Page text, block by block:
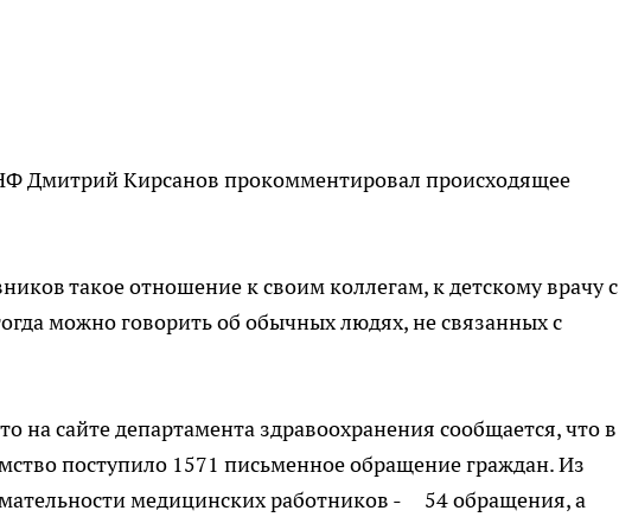
Дмитрий Кирсанов прокомментировал происходящее
такое отношение к своим коллегам, к детскому врачу с
можно говорить об обычных людях, не связанных с
на сайте департамента здравоохранения сообщается, что в
поступило 1571 письменное обращение граждан. Из
медицинских работников - 54 обращения, а